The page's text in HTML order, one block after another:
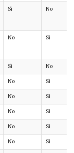
Sì No
No Sì
Sì No
No Sì
No Sì
No Sì
No Sì
No Sì